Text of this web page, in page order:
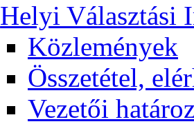
Helyi Választási
Közlemények
Összetétel,
Vezetői